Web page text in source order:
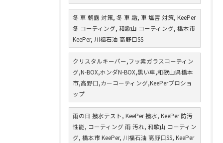
冬 車 朝露 対策, 冬 車 霜, 車 塩害 対策, KeePer
冬 コーティング, 和歌山 コーティング, 橋本市
KeePer, 川福石油 高野口SS
クリスタルキーパー,フッ素ガラスコーティン
グ,N-BOX,ホンダN-BOX,黒い車,和歌山県橋本
市,高野口,カーコーティング,KeePerプロショ
ップ
雨の日 撥水テスト, KeePer 撥水, KeePer 防汚
性能, コーティング 雨 汚れ, 和歌山 コーティン
グ, 橋本市 KeePer, 川福石油 高野口SS, KeePer